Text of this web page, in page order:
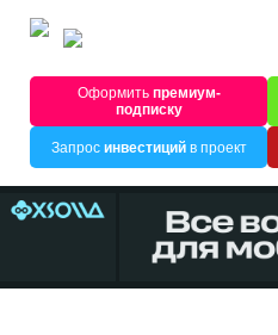
Оформитьпремиум-
подписку
Запрос инвестицийв проект